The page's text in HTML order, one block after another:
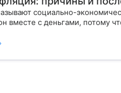
социально-
вместе с деньгами, потому